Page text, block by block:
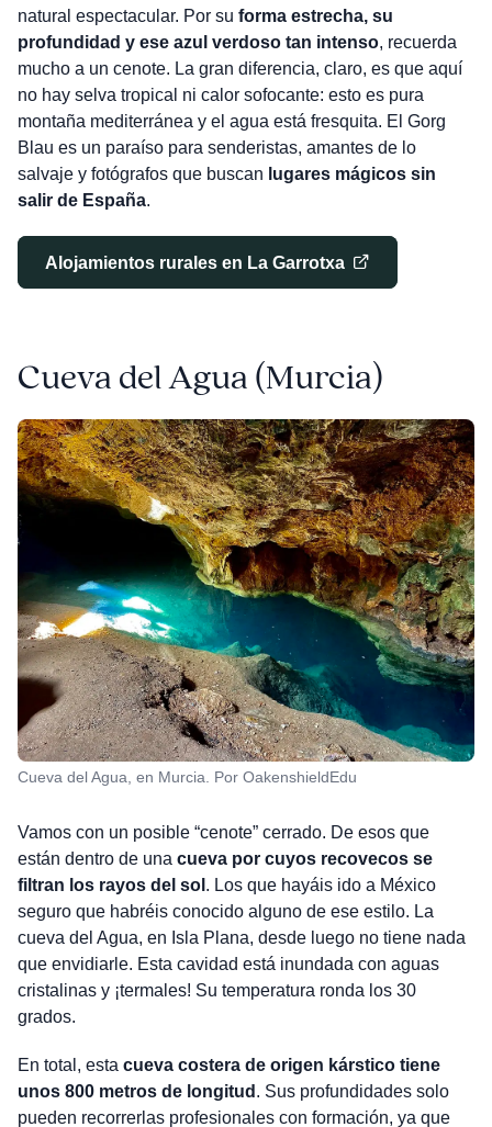
natural espectacular. Por su forma estrecha, su
profundidad y ese azul verdoso tan intenso, recuerda
mucho a un cenote. La gran diferencia, claro, es que aquí
no hay selva tropical ni calor sofocante: esto es pura
montaña mediterránea y el agua está fresquita. El Gorg
Blau es un paraíso para senderistas, amantes de lo
salvaje y fotógrafos que buscan lugares mágicos sin
salir de España.
Alojamientos rurales en La Garrotxa
Cueva del Agua (Murcia)
Cueva del Agua, en Murcia. Por OakenshieldEdu
Vamos con un posible “cenote” cerrado. De esos que
están dentro de una cueva por cuyos recovecos se
filtran los rayos del sol . Los que hayáis ido a México
seguro que habréis conocido alguno de ese estilo. La
cueva del Agua, en Isla Plana, desde luego no tiene nada
que envidiarle. Esta cavidad está inundada con aguas
cristalinas y ¡termales! Su temperatura ronda los 30
grados.
En total, esta cueva costera de origen kárstico tiene
unos 800 metros de longitud . Sus profundidades solo
pueden recorrerlas profesionales con formación, ya que